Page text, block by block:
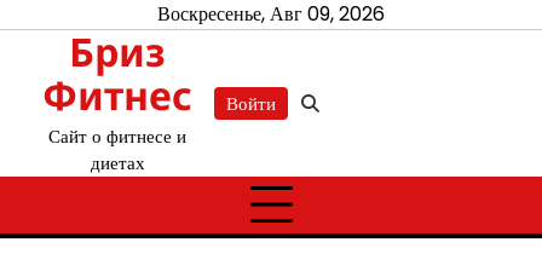
содержимому
Воскресенье, Авг 09, 2026
Бриз
Фитнес
Сайт о фитнесе и
диетах
Войти